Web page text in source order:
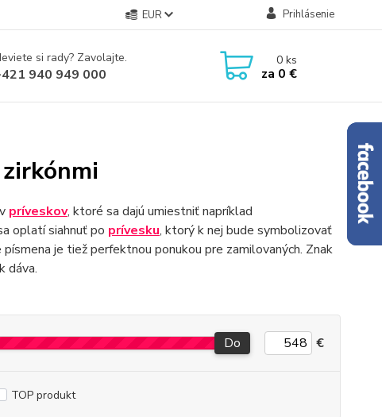
EUR Prihlásenie
si rady? Zavolajte.
940 949 000
0ks
za 0 €
príveskov, ktoré sa dajú umiestniť napríklad
oplatí siahnuť po prívesku, ktorý k nej bude symbolizovať
je tiež perfektnou ponukou pre zamilovaných. Znak
dáva.
Do €
TOP produkt